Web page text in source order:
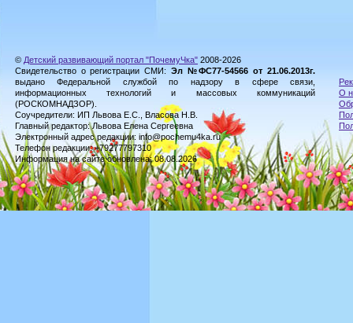
© Детский развивающий портал "ПочемуЧка" 2008-2026
Свидетельство о регистрации СМИ: Эл №ФС77-54566 от 21.06.2013г.
выдано Федеральной службой по надзору в сфере связи,
информационных технологий и массовых коммуникаций
(РОСКОМНАДЗОР).
Соучредители: ИП Львова Е.С., Власова Н.В.
Главный редактор: Львова Елена Сергеевна
Электронный адрес редакции: info@pochemu4ka.ru
Телефон редакции: +79277797310
Информация на сайте обновлена: 08.08.2026
О